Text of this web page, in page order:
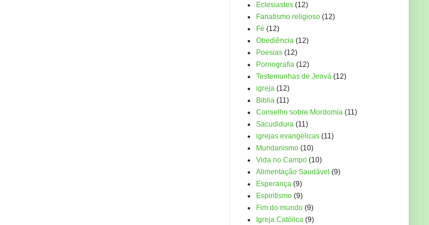
Eclesiastes (12)
Fanatismo religioso (12)
Fé (12)
Obediência (12)
Poesias (12)
Pornografia (12)
Testemunhas de Jeová (12)
igreja (12)
Biblia (11)
Conselho sobre Mordomia (11)
Sacudidura (11)
igrejas evangélicas (11)
Mundanismo (10)
Vida no Campo (10)
Alimentação Saudável (9)
Esperança (9)
Espiritismo (9)
Fim do mundo (9)
Igreja Católica (9)